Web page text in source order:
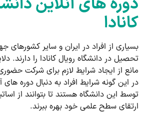
کانادا
بسیاری از افراد در ایران و سایر کشورهای
تحصیل در دانشگاه رویال کانادا را دارند.
مانع از ایجاد شرایط لازم برای شرکت
در این گونه شرایط افراد به دنبال دوره های
توسط این دانشگاه هستند تا بتوانند از
ارتقای سطح علمی خود بهره ببرند.